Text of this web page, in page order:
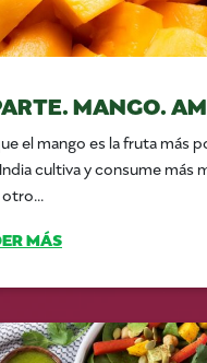
MANGO.
el mango es la fruta más
cultiva y consume más
MÁS